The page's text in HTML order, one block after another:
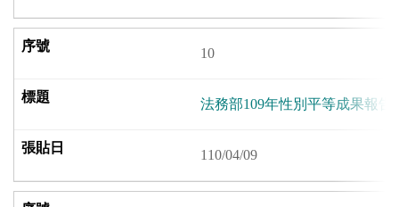
10
法務部109年性別平等成果報告
110/04/09